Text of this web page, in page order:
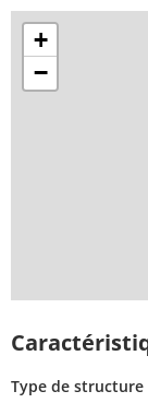
+
−
Type de structure